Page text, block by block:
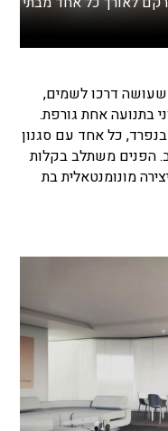
שעושה דרכו לשמים,
בתנועה אחת גורפת.
כל אחד עם סגנון
הפנים משתלב בקלות
מונומנטאלית בת